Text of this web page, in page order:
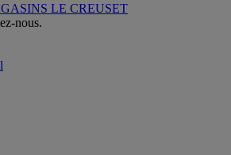
LE CREUSET
nous.